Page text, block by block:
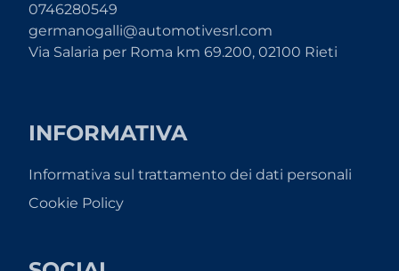
0746280549
germanogalli@automotivesrl.com
Via Salaria per Roma km 69.200, 02100 Rieti
INFORMATIVA
Informativa sul trattamento dei dati personali
Cookie Policy